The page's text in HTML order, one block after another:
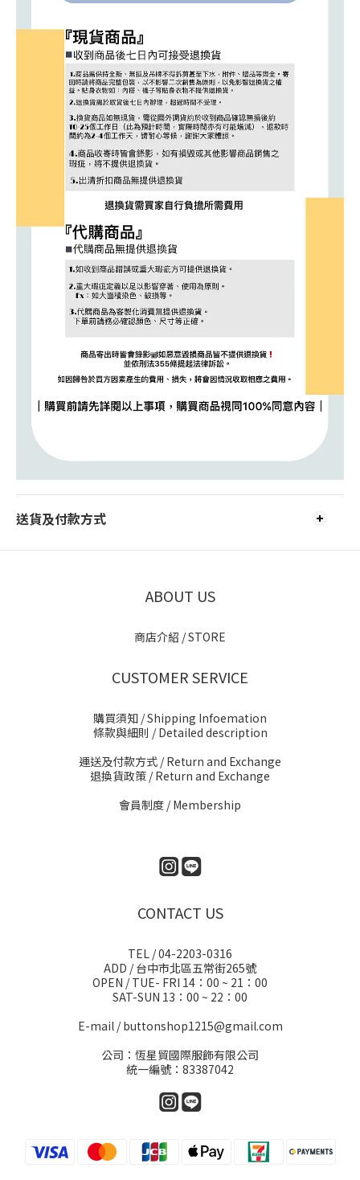
送貨及付款方式
ABOUT US
商店介紹 / STORE
CUSTOMER SERVICE
購買須知 / Shipping Infoemation
條款與細則 / Detailed description
運送及付款方式 / Return and Exchange
退換貨政策 / Return and Exchange
會員制度 / Membership
CONTACT US
TEL / 04-2203-0316
ADD / 台中市北區五常街265號
OPEN / TUE- FRI 14：00 ~ 21：00
SAT-SUN 13：00 ~ 22：00
E-mail / buttonshop1215@gmail.com
公司：恆星貿國際服飾有限公司
統一編號：83387042